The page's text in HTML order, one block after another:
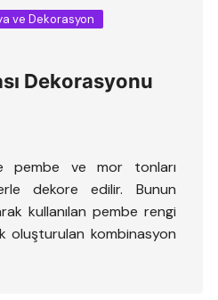
ve Dekorasyon
Dekorasyonu
pembe ve mor tonları
dekore edilir. Bunun
kullanılan pembe rengi
oluşturulan kombinasyon